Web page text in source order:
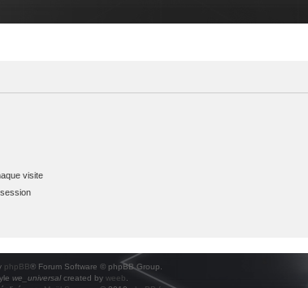
visite
phpBB® Forum Software © phpBB Group.
we_universalcreated by weeb